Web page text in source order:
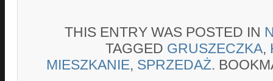
THIS ENTRY WAS POSTED IN
TAGGED GRUSZECZKA,
MIESZKANIE, SPRZEDAŻ.